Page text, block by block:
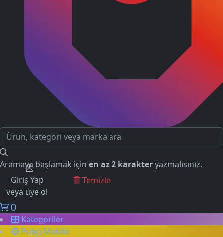
Aramaya başlamak için en az 2 karakteryazmalısınız.
GEÇMİŞ ARAMALAR
Temizle
Giriş Yap
veya üye ol
0
Kategoriler
Pubg Mobile